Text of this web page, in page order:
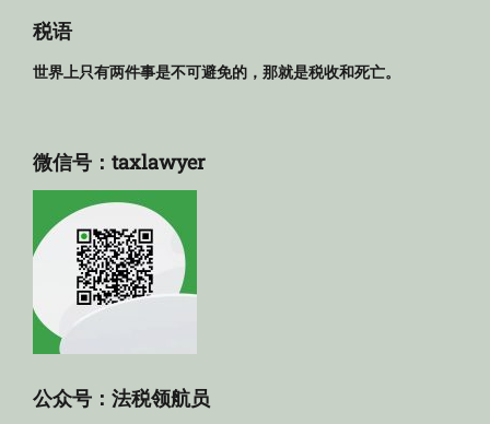
库
税语
世界上只有两件事是不可避免的，那就是税收和死亡。
微信号：taxlawyer
公众号：法税领航员